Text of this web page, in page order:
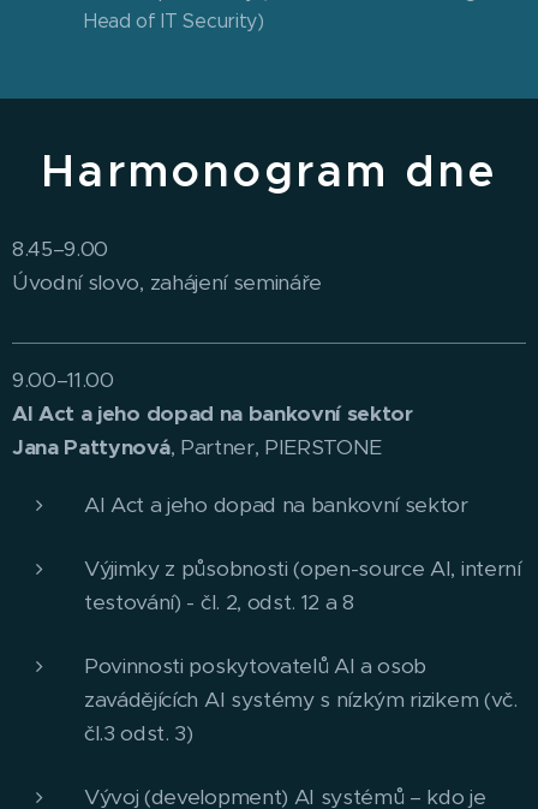
Head of IT Security)
Harmonogram dne
8.45–9.00
Úvodní slovo, zahájení semináře
9.00–11.00
AI Act a jeho dopad na bankovní sektor
Jana Pattynová, Partner, PIERSTONE
AI Act a jeho dopad na bankovní sektor
Výjimky z působnosti (open-source AI, interní
testování) - čl. 2, odst. 12 a 8
Povinnosti poskytovatelů AI a osob
zavádějících AI systémy s nízkým rizikem (vč.
čl.3 odst. 3)
Vývoj (development) AI systémů – kdo je